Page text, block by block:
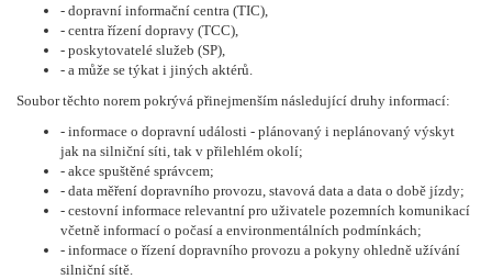
- dopravní informační centra (TIC),
- centra řízení dopravy (TCC),
- poskytovatelé služeb (SP),
- a může se týkat i jiných aktérů.
Soubor těchto norem pokrývá přinejmenším následující druhy informací:
- informace o dopravní události - plánovaný i neplánovaný výskyt
jak na silniční síti, tak v přilehlém okolí;
- akce spuštěné správcem;
- data měření dopravního provozu, stavová data a data o době jízdy;
- cestovní informace relevantní pro uživatele pozemních komunikací
včetně informací o počasí a environmentálních podmínkách;
- informace o řízení dopravního provozu a pokyny ohledně užívání
silniční sítě.